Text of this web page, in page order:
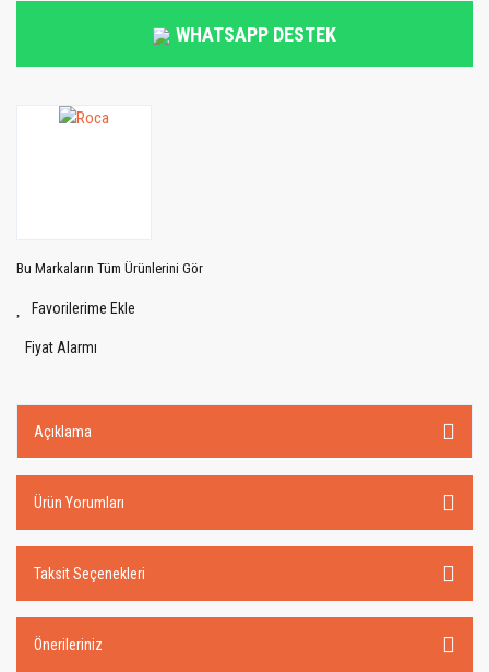
WHATSAPP DESTEK
Bu Markaların Tüm Ürünlerini Gör
Fiyat Alarmı
Açıklama
Ürün Yorumları
Taksit Seçenekleri
Önerileriniz